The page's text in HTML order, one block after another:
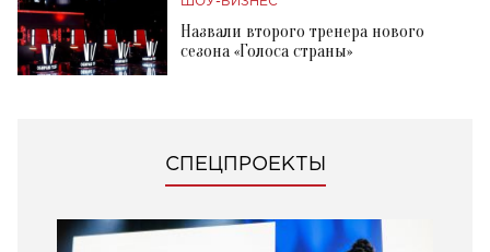
Назвали второго тренера нового
сезона «Голоса страны»
СПЕЦПРОЕКТЫ